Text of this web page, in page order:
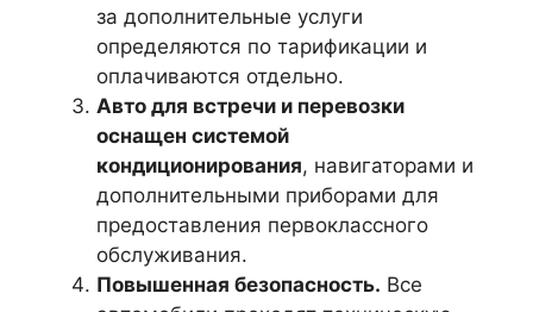
за дополнительные услуги
определяются по тарификации и
оплачиваются отдельно.
Авто для встречи и перевозки
оснащен системой
кондиционирования, навигаторами и
дополнительными приборами для
предоставления первоклассного
обслуживания.
Повышенная безопасность. Все